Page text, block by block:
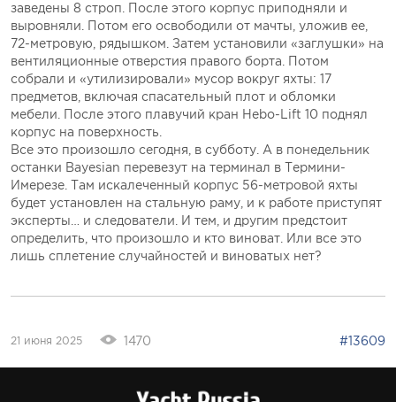
заведены 8 строп. После этого корпус приподняли и
выровняли. Потом его освободили от мачты, уложив ее,
72-метровую, рядышком. Затем установили «заглушки» на
вентиляционные отверстия правого борта. Потом
собрали и «утилизировали» мусор вокруг яхты: 17
предметов, включая спасательный плот и обломки
мебели. После этого плавучий кран Hebo-Lift 10 поднял
корпус на поверхность.
Все это произошло сегодня, в субботу. А в понедельник
останки Bayesian перевезут на терминал в Термини-
Имерезе. Там искалеченный корпус 56-метровой яхты
будет установлен на стальную раму, и к работе приступят
эксперты… и следователи. И тем, и другим предстоит
определить, что произошло и кто виноват. Или все это
лишь сплетение случайностей и виноватых нет?
1470
21 июня 2025 #13609